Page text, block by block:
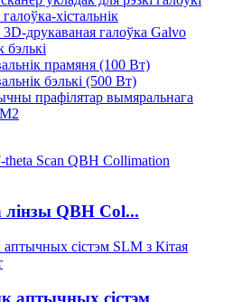
хістальнік
3D-друкаваная галоўка Galvo
бэлькі
прамяня (100 Вт)
бэлькі (500 Вт)
прафілятар вымяральнага
лінзы QBH Col...
аптычных сістэм